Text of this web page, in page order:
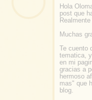
Hola
post que
Muchas
Te cuento
tematica,
en mi
gracias a
hermoso
mas" que
blog.